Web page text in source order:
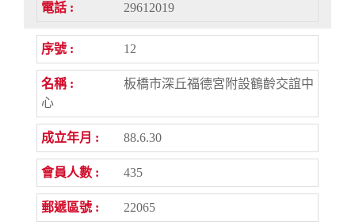
29612019
12
板橋市深丘福德宮附設鶴齡交誼中
心
88.6.30
435
22065